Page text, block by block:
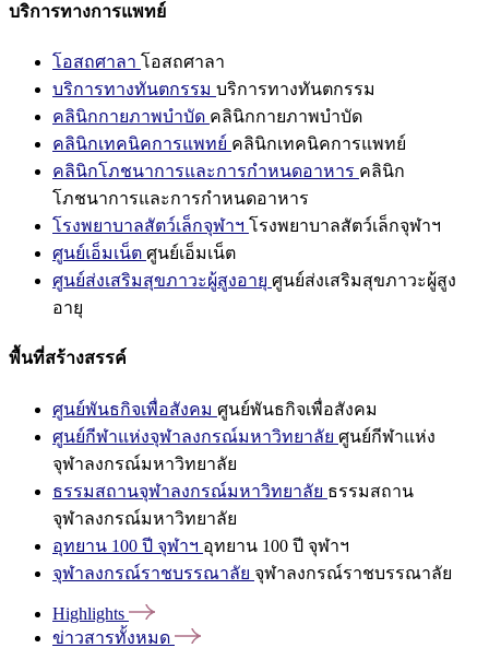
บริการทางการแพทย์
โอสถศาลา โอสถศาลา
บริการทางทันตกรรม บริการทางทันตกรรม
คลินิกกายภาพบำบัด คลินิกกายภาพบำบัด
คลินิกเทคนิคการแพทย์ คลินิกเทคนิคการแพทย์
คลินิกโภชนาการและการกำหนดอาหาร คลินิก
โภชนาการและการกำหนดอาหาร
โรงพยาบาลสัตว์เล็กจุฬาฯ โรงพยาบาลสัตว์เล็กจุฬาฯ
ศูนย์เอ็มเน็ต ศูนย์เอ็มเน็ต
ศูนย์ส่งเสริมสุขภาวะผู้สูงอายุ ศูนย์ส่งเสริมสุขภาวะผู้สูง
อายุ
พื้นที่สร้างสรรค์
ศูนย์พันธกิจเพื่อสังคม ศูนย์พันธกิจเพื่อสังคม
ศูนย์กีฬาแห่งจุฬาลงกรณ์มหาวิทยาลัย ศูนย์กีฬาแห่ง
จุฬาลงกรณ์มหาวิทยาลัย
ธรรมสถานจุฬาลงกรณ์มหาวิทยาลัย ธรรมสถาน
จุฬาลงกรณ์มหาวิทยาลัย
อุทยาน 100 ปี จุฬาฯ อุทยาน 100 ปี จุฬาฯ
จุฬาลงกรณ์ราชบรรณาลัย จุฬาลงกรณ์ราชบรรณาลัย
Highlights
ข่าวสารทั้งหมด